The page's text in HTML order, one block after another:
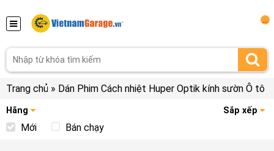
Trang chủ » Dán Phim Cách nhiệt Huper Optik kính sườn Ô tô
Hãng Sắp xếp
Mới Bán chạy